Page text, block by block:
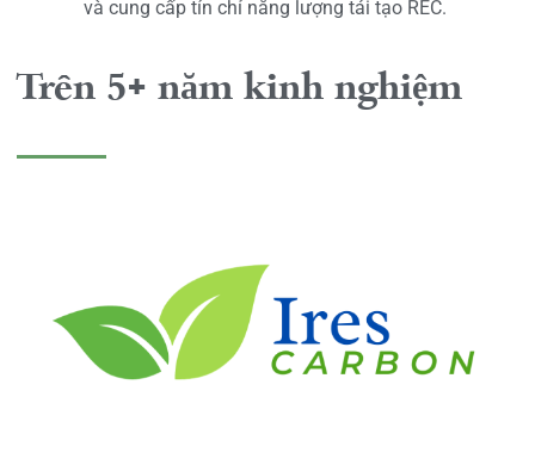
và cung cấp tín chỉ năng lượng tái tạo REC.
Trên 5+ năm kinh nghiệm